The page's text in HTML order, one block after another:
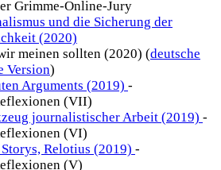
Grimme-Online-Jury
und die Sicherung der
(2020)
meinen sollten (2020) (deutsche
Version)
Arguments (2019) -
(VII)
journalistischer Arbeit (2019) -
(VI)
Relotius (2019) -
(V)